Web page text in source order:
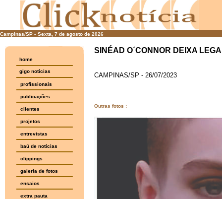
Campinas/SP - Sexta, 7 de agosto de 2026
home
gigo notícias
profissionais
publicações
clientes
projetos
entrevistas
baú de notícias
clippings
galeria de fotos
ensaios
extra pauta
SINÉAD O´CONNOR DEIXA
CAMPINAS/SP - 26/07/2023
Outras fotos :